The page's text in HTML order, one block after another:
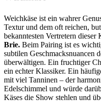
Weichkäse ist ein wahrer
Textur und dem oft reichen,
bekanntesten Vertretern dieser
Brie. Beim Pairing ist es
subtilen Geschmacksnuancen
überwältigen. Ein fruchtiger
ein echter Klassiker. Ein
mit viel Tanninen – der
Edelschimmel und würde
Käses die Show stehlen und